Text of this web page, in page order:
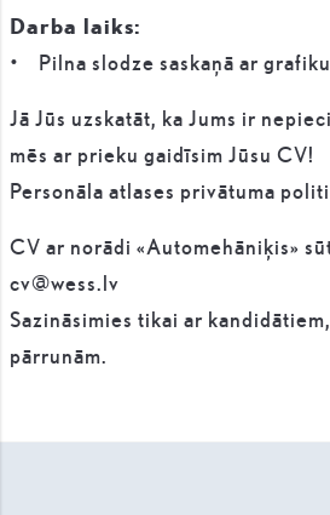
Darba laiks:
• Pilna slodze saskaņā ar
Jā Jūs uzskatāt, ka Jums ir
mēs ar prieku gaidīsim Jūsu CV!
Personāla atlases privātuma
CV ar norādi «Automehāniķis»
cv@wess.lv
Sazināsimies tikai ar
pārrunām.